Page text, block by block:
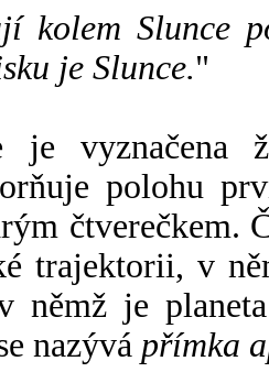
kolem Slunce
je Slunce."
je vyznačena
polohu
čtverečkem.
trajektorii, v
němž je
nazývá přímka